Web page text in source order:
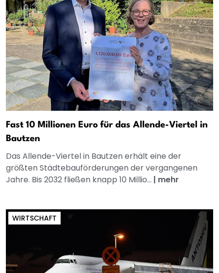
Fast 10 Millionen Euro für das Allende-Viertel in
Bautzen
Das Allende-Viertel in Bautzen erhält eine der
größten Städtebauförderungen der vergangenen
Jahre. Bis 2032 fließen knapp 10 Millio... | mehr
WIRTSCHAFT